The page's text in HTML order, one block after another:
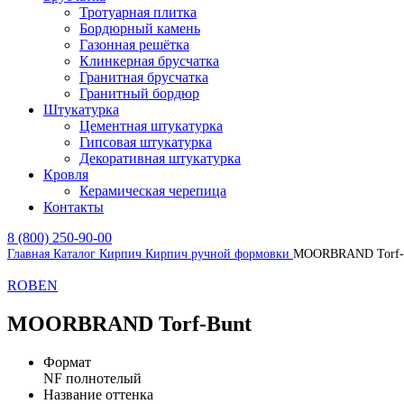
Тротуарная плитка
Бордюрный камень
Газонная решётка
Клинкерная брусчатка
Гранитная брусчатка
Гранитный бордюр
Штукатурка
Цементная штукатурка
Гипсовая штукатурка
Декоративная штукатурка
Кровля
Керамическая черепица
Контакты
8 (800) 250-90-00
Главная Каталог Кирпич Кирпич ручной формовки MOORBRAND
ROBEN
MOORBRAND Torf-Bunt
Формат
NF полнотелый
Название оттенка